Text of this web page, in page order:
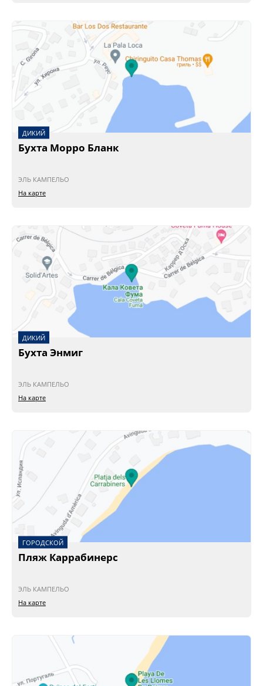
ДИКИЙ
Бухта Морро Бланк
ЭЛЬ КАМПЕЛЬО
На карте
ДИКИЙ
Бухта Энмиг
ЭЛЬ КАМПЕЛЬО
На карте
ГОРОДСКОЙ
Пляж Каррабинерс
ЭЛЬ КАМПЕЛЬО
На карте